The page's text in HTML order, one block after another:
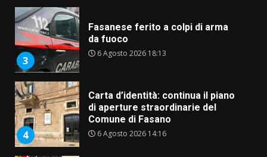
3
Fasanese ferito a colpi di arma
da fuoco
6 Agosto 2026 18:13
4
Carta d’identità: continua il piano
di aperture straordinarie del
Comune di Fasano
6 Agosto 2026 14:16